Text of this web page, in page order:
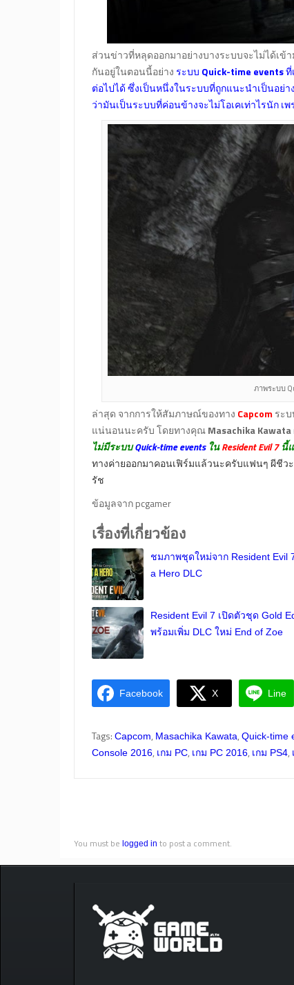
ส่วนข่าวที่หลุดออกมาอย่างบางระบบจะไม่ได้เข้า
กันอยู่ในตอนนี้อย่างระบบ Quick-time eventsที่
ต่อไปได้ ซึ่งเป็นหนึ่งในระบบที่ถูกแนะนำเป็นอย่
ว่ามันเป็นระบบที่ค่อนข้างจะไม่โอเคเท่าไรนัก
ภาพระบบ
ล่าสุด จากการให้สัมภาษณ์ของทาง Capcomระ
แน่นอนนะครับ โดยทางคุณMasachika Kawata
ไม่มีระบบQuick-time events ในResident Evil 7 นี้
ทางค่ายออกมาคอนเฟิร์มแล้วนะครับแฟนๆ ผีชีว
รัช
ข้อมูลจาก pcgamer
เรื่องที่เกี่ยวข้อง
ชมภาพชุดใหม่จาก Resident Evil
a Hero DLC
Resident Evil 7 เปิดตัวชุด Gold
พร้อมเพิ่ม DLC ใหม่ End of Zoe
Facebook X Line
Tags: Capcom, Masachika Kawata, Quick-time
Console 2016, เกม PC, เกม PC 2016, เกม PS4,
You must be logged in to post a comment.